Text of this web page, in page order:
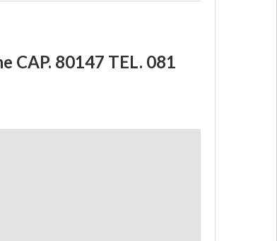
CAP. 80147 TEL. 081